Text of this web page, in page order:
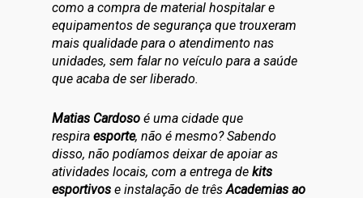
como a compra de material hospitalar e
equipamentos de segurança que trouxeram
mais qualidade para o atendimento nas
unidades, sem falar no veículo para a saúde
que acaba de ser liberado.
Matias Cardoso é uma cidade que
respira esporte, não é mesmo? Sabendo
disso, não podíamos deixar de apoiar as
atividades locais, com a entrega de kits
esportivos e instalação de trêsAcademias ao